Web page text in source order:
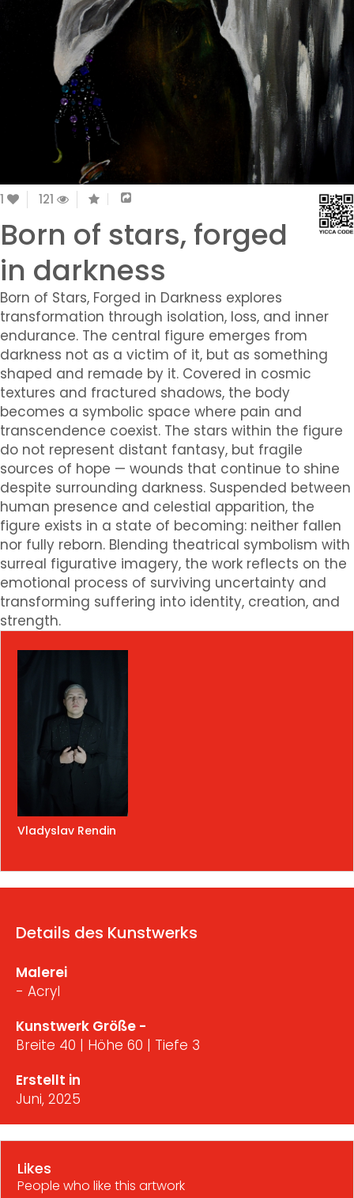
1 121
Born of stars, forged
in darkness
Born of Stars, Forged in Darkness explores
transformation through isolation, loss, and inner
endurance. The central figure emerges from
darkness not as a victim of it, but as something
shaped and remade by it. Covered in cosmic
textures and fractured shadows, the body
becomes a symbolic space where pain and
transcendence coexist. The stars within the figure
do not represent distant fantasy, but fragile
sources of hope — wounds that continue to shine
despite surrounding darkness. Suspended between
human presence and celestial apparition, the
figure exists in a state of becoming: neither fallen
nor fully reborn. Blending theatrical symbolism with
surreal figurative imagery, the work reflects on the
emotional process of surviving uncertainty and
transforming suffering into identity, creation, and
strength.
Vladyslav Rendin
Details des Kunstwerks
Malerei
- Acryl
Kunstwerk Größe -
Breite 40 | Höhe 60 | Tiefe 3
Erstellt in
Juni, 2025
Likes
People who like this artwork